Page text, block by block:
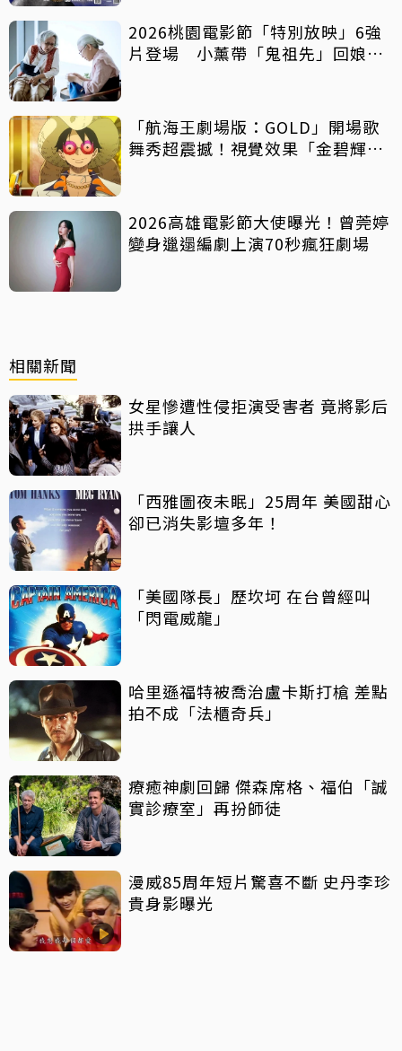
2026桃園電影節「特別放映」6強
片登場 小薰帶「鬼祖先」回娘
「航海王劇場版：GOLD」開場歌
舞秀超震撼！視覺效果「金碧輝
2026高雄電影節大使曝光！曾莞婷
變身邋遢編劇上演70秒瘋狂劇場
相關新聞
女星慘遭性侵拒演受害者 竟將影后
拱手讓人
「西雅圖夜未眠」25周年 美國甜心
卻已消失影壇多年！
「美國隊長」歷坎坷 在台曾經叫
「閃電威龍」
哈里遜福特被喬治盧卡斯打槍 差點
拍不成「法櫃奇兵」
療癒神劇回歸 傑森席格、福伯「誠
實診療室」再扮師徒
漫威85周年短片驚喜不斷 史丹李珍
貴身影曝光